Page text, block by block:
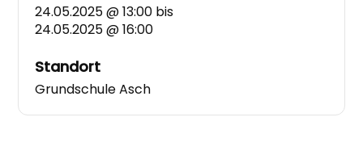
24.05.2025 @ 13:00 bis
24.05.2025 @ 16:00
Standort
Grundschule Asch